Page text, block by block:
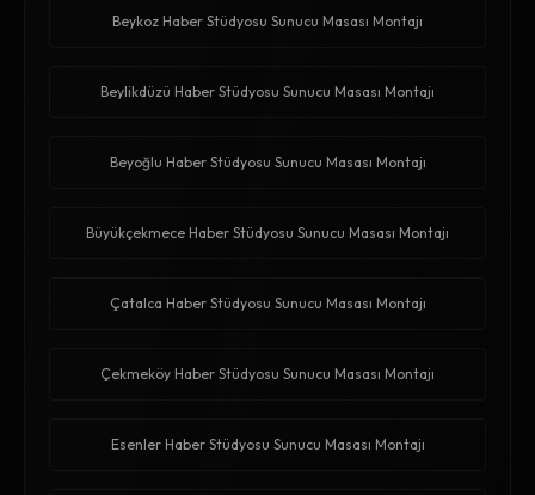
Beykoz Haber Stüdyosu Sunucu Masası Montajı
Beylikdüzü Haber Stüdyosu Sunucu Masası Montajı
Beyoğlu Haber Stüdyosu Sunucu Masası Montajı
Büyükçekmece Haber Stüdyosu Sunucu Masası Montajı
Çatalca Haber Stüdyosu Sunucu Masası Montajı
Çekmeköy Haber Stüdyosu Sunucu Masası Montajı
Esenler Haber Stüdyosu Sunucu Masası Montajı